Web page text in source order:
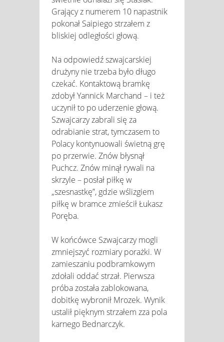
Grający z numerem 10 napastnik
pokonał Saipiego strzałem z
bliskiej odległości głową.
Na odpowiedź szwajcarskiej
drużyny nie trzeba było długo
czekać. Kontaktową bramkę
zdobył Yannick Marchand – i też
uczynił to po uderzenie głową.
Szwajcarzy zabrali się za
odrabianie strat, tymczasem to
Polacy kontynuowali świetną grę
po przerwie. Znów błysnął
Puchcz. Znów minął rywali na
skrzyle – posłał piłkę w
„szesnastkę”, gdzie wślizgiem
piłkę w bramce zmieścił Łukasz
Poręba.
W końcówce Szwajcarzy mogli
zmniejszyć rozmiary porażki. W
zamieszaniu podbramkowym
zdołali oddać strzał. Pierwsza
próba została zablokowana,
dobitkę wybronił Mrozek. Wynik
ustalił pięknym strzałem zza pola
karnego Bednarczyk.